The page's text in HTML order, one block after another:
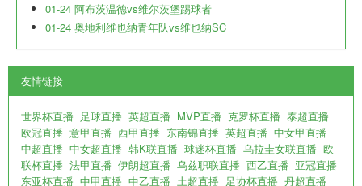
01-24 阿布茨温德vs维尔茨堡踢球者
01-24 奥地利维也纳青年队vs维也纳SC
友情链接
世界杯直播 足球直播 英超直播 MVP直播 克罗杯直播 泰超直播
欧冠直播 意甲直播 西甲直播 东南锦直播 英超直播 中女甲直播
中超直播 中女超直播 韩K联直播 球迷杯直播 乌拉圭女联直播 欧
联杯直播 法甲直播 伊朗超直播 乌兹职联直播 西乙直播 亚冠直播
东亚杯直播 中甲直播 中乙直播 土超直播 足协杯直播 丹超直播